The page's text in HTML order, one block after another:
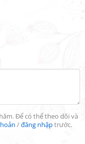
Để có thể theo dõi và
/đăng nhậptrước.